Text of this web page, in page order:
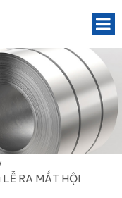
RA MẮT HỘI